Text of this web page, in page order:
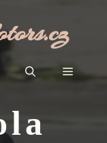
Menu